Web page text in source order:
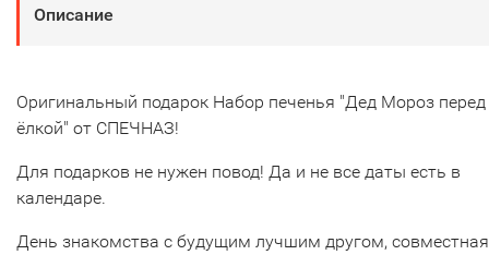
Описание
Оригинальный подарок Набор печенья "Дед Мороз перед
ёлкой" от СПЕЧНАЗ!
Для подарков не нужен повод! Да и не все даты есть в
календаре.
День знакомства с будущим лучшим другом, совместная